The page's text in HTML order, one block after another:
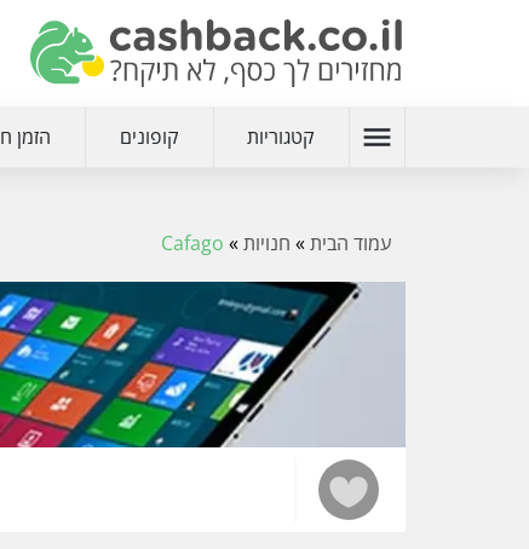
menu קטגוריות קופונים הזמן
עמוד הבית» חנויות»
Cafago